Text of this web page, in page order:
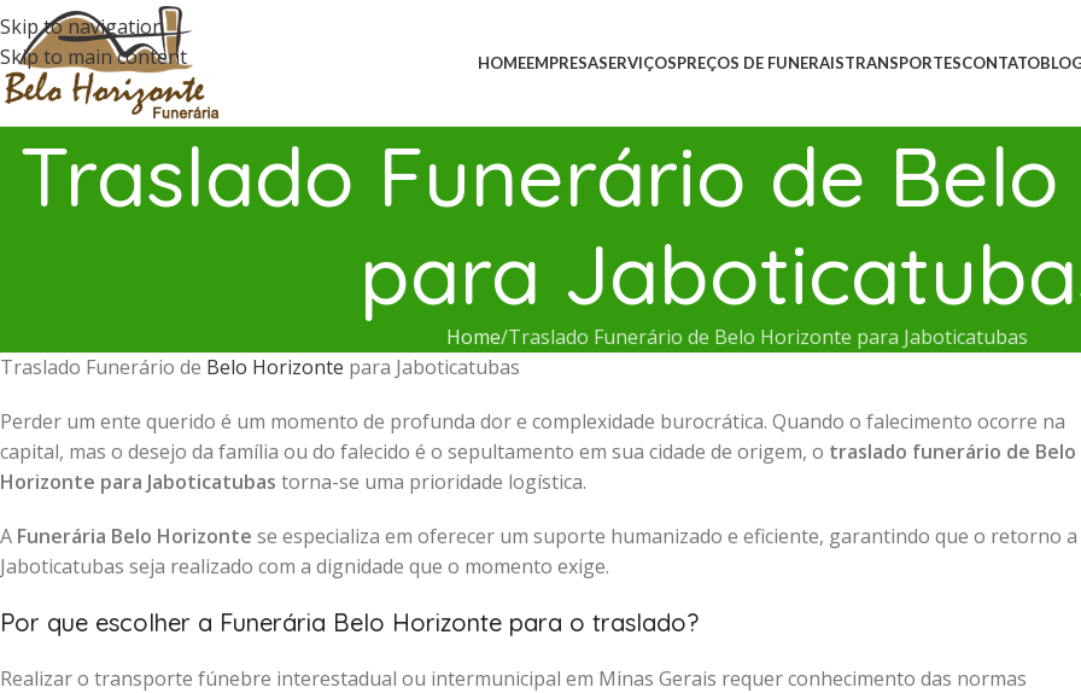
Skip to navigation
Skip to main content
HOMEEMPRESASERVIÇOSPREÇOS DE FUNERAISTRANSPORTESCONTATO
Traslado Funerário de
para
Home Traslado Funerário de Belo Horizonte para Jaboticatubas
Traslado Funerário de Belo Horizonte para Jaboticatubas
Perder um ente querido é um momento de profunda dor e complexidade burocrática. Quando o falecimento ocorre na
capital, mas o desejo da família ou do falecido é o sepultamento em sua cidade de origem, o traslado funerário de Belo
Horizonte para Jaboticatubas torna-se uma prioridade logística.
A Funerária Belo Horizonte se especializa em oferecer um suporte humanizado e eficiente, garantindo que o retorno a
Jaboticatubas seja realizado com a dignidade que o momento exige.
Por que escolher a Funerária Belo Horizonte para o traslado?
Realizar o transporte fúnebre interestadual ou intermunicipal em Minas Gerais requer conhecimento das normas